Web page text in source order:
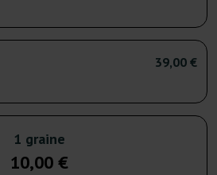
39,00 €
1 graine
10,00 €